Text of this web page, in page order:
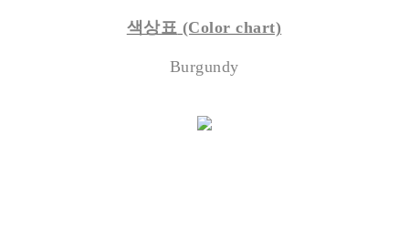
색상표 (Color chart)
Burgundy